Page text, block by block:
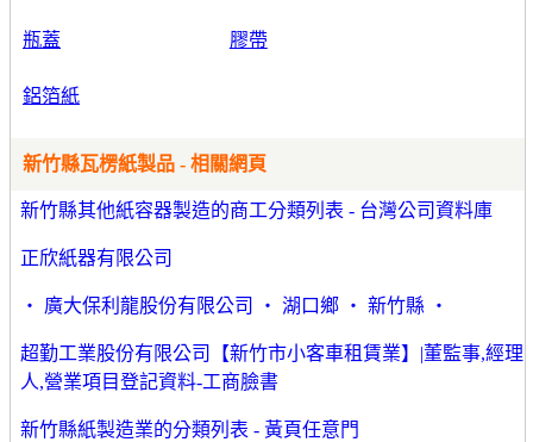
瓶蓋 膠帶
鋁箔紙
新竹縣瓦楞紙製品 - 相關網頁
新竹縣其他紙容器製造的商工分類列表 - 台灣公司資料庫
正欣紙器有限公司
‧ 廣大保利龍股份有限公司 ‧ 湖口鄉 ‧ 新竹縣 ‧
超勤工業股份有限公司【新竹市小客車租賃業】|董監事,經理
人,營業項目登記資料-工商臉書
新竹縣紙製造業的分類列表 - 黃頁任意門